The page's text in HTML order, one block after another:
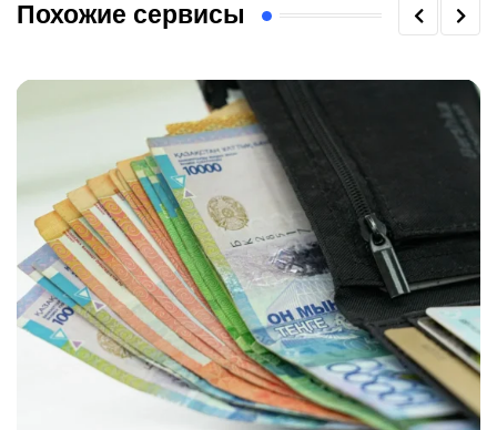
Похожие сервисы